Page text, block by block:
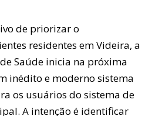
de priorizar o
residentes em Videira, a
Saúde inicia na próxima
inédito e moderno sistema
os usuários do sistema de
A intenção é identificar